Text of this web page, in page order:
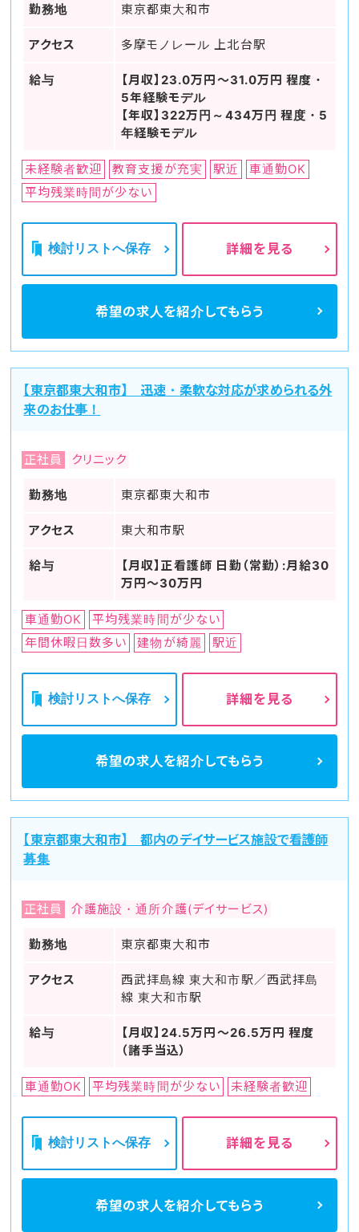
勤務地 東京都東大和市
アクセス 多摩モノレール 上北台駅
給与
【月収】23.0万円～31.0万円 程度・
5年経験モデル
【年収】322万円～434万円 程度・5
年経験モデル
未経験者歓迎 教育支援が充実 駅近
車通勤OK
平均残業時間が少ない
検討リストへ保存 詳細を見る
希望の求人を紹介してもらう
【東京都東大和市】 迅速・柔軟な対応が求められる外
来のお仕事！
正社員 クリニック
勤務地 東京都東大和市
アクセス 東大和市駅
給与
【月収】正看護師 日勤（常勤）:月給30
万円～30万円
車通勤OK
平均残業時間が少ない
年間休暇日数多い
建物が綺麗 駅近
検討リストへ保存 詳細を見る
希望の求人を紹介してもらう
【東京都東大和市】 都内のデイサービス施設で看護師
募集
正社員 介護施設・通所介護(デイサービス)
勤務地 東京都東大和市
アクセス
西武拝島線 東大和市駅／西武拝島
線 東大和市駅
給与
【月収】24.5万円～26.5万円 程度
（諸手当込）
車通勤OK 平均残業時間が少ない 未経験者歓迎
検討リストへ保存 詳細を見る
希望の求人を紹介してもらう